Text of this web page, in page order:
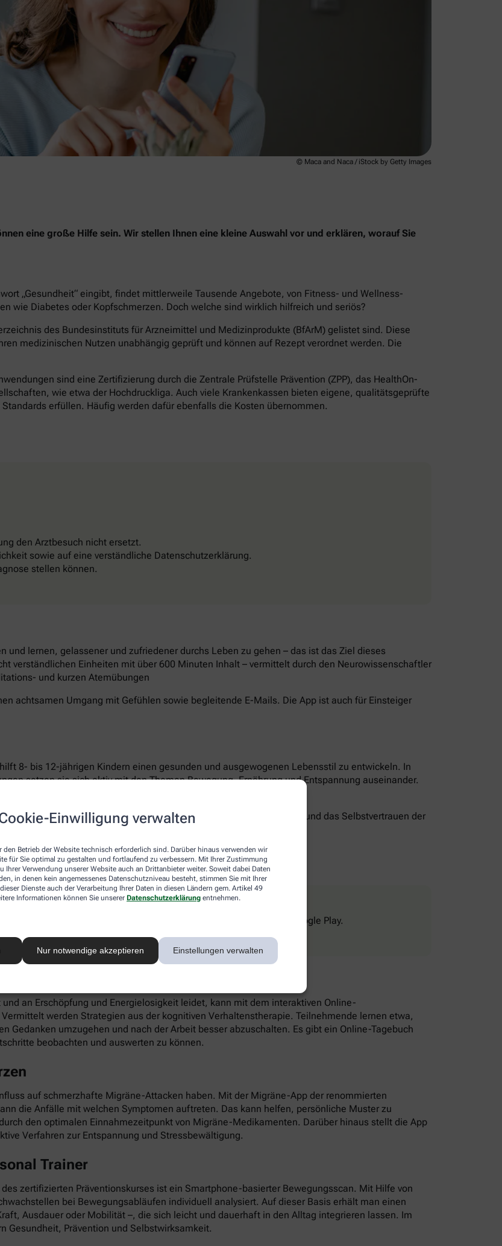
Einwilligung verwalten
den Betrieb der Website technisch erforderlich sind. Darüber hinaus verwenden wir
für Sie optimal zu gestalten und fortlaufend zu verbessern. Mit Ihrer Zustimmung
Ihrer Verwendung unserer Website auch an Drittanbieter weiter. Soweit dabei Daten
in denen kein angemessenes Datenschutzniveau besteht, stimmen Sie mit Ihrer
Dienste auch der Verarbeitung Ihrer Daten in diesen Ländern gem. Artikel 49
Informationen können Sie unserer Datenschutzerklärung entnehmen.
Nur notwendige akzeptieren Einstellungen verwalten
© Maca and Naca / iStock by Getty Images
eine große Hilfe sein. Wir stellen Ihnen eine kleine Auswahl vor und erklären, worauf Sie
„Gesundheit“ eingibt, findet mittlerweile Tausende Angebote, von Fitness- und Wellness-
wie Diabetes oder Kopfschmerzen. Doch welche sind wirklich hilfreich und seriös?
des Bundesinstituts für Arzneimittel und Medizinprodukte (BfArM) gelistet sind. Diese
medizinischen Nutzen unabhängig geprüft und können auf Rezept verordnet werden. Die
sind eine Zertifizierung durch die Zentrale Prüfstelle Prävention (ZPP), das HealthOn-
wie etwa der Hochdruckliga. Auch viele Krankenkassen bieten eigene, qualitätsgeprüfte
erfüllen. Häufig werden dafür ebenfalls die Kosten übernommen.
den Arztbesuch nicht ersetzt.
sowie auf eine verständliche Datenschutzerklärung.
stellen können.
und lernen, gelassener und zufriedener durchs Leben zu gehen – das ist das Ziel dieses
verständlichen Einheiten mit über 600 Minuten Inhalt – vermittelt durch den Neurowissenschaftler
und kurzen Atemübungen
achtsamen Umgang mit Gefühlen sowie begleitende E-Mails. Die App ist auch für Einsteiger
8- bis 12-jährigen Kindern einen gesunden und ausgewogenen Lebensstil zu entwickeln. In
setzen sie sich aktiv mit den Themen Bewegung, Ernährung und Entspannung auseinander.
ein, Neues auszuprobieren und
fördert die App die Selbstwahrnehmung, Eigenverantwortung und das Selbstvertrauen der
einlösen: Die apotheke.com-App gibt’s im App Store und bei Google Play.
an Erschöpfung und Energielosigkeit leidet, kann mit dem interaktiven Online-
werden Strategien aus der kognitiven Verhaltenstherapie. Teilnehmende lernen etwa,
Gedanken umzugehen und nach der Arbeit besser abzuschalten. Es gibt ein Online-Tagebuch
beobachten und auswerten zu können.
auf schmerzhafte Migräne-Attacken haben. Mit der Migräne-App der renommierten
die Anfälle mit welchen Symptomen auftreten. Das kann helfen, persönliche Muster zu
den optimalen Einnahmezeitpunkt von Migräne-Medikamenten. Darüber hinaus stellt die App
Verfahren zur Entspannung und Stressbewältigung.
Trainer
zertifizierten Präventionskurses ist ein Smartphone-basierter Bewegungsscan. Mit Hilfe von
bei Bewegungsabläufen individuell analysiert. Auf dieser Basis erhält man einen
Ausdauer oder Mobilität –, die sich leicht und dauerhaft in den Alltag integrieren lassen. Im
Gesundheit, Prävention und Selbstwirksamkeit.